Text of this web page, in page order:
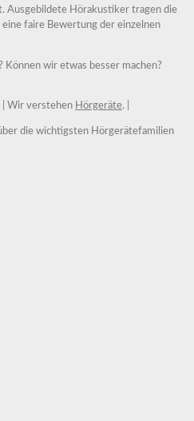
Ausgebildete Hörakustiker tragen die
eine faire Bewertung der einzelnen
Können wir etwas besser machen?
| Wir verstehen Hörgeräte. |
die wichtigsten Hörgerätefamilien